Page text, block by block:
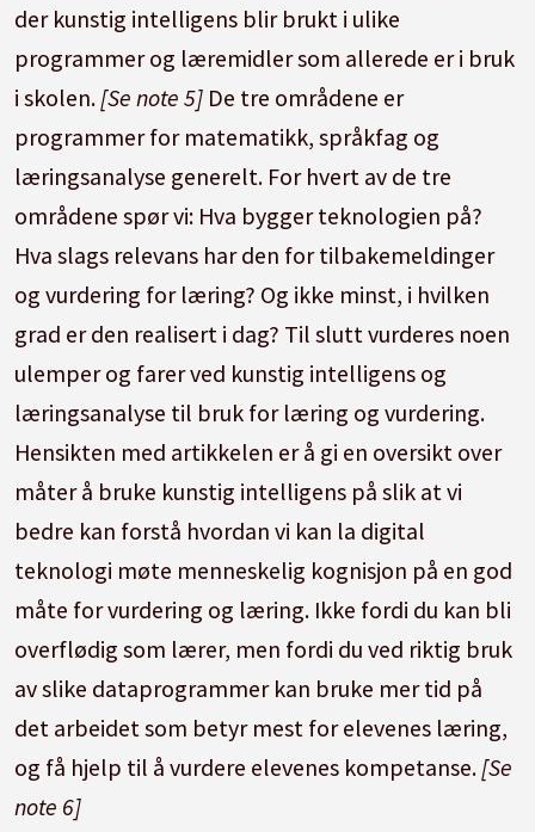
der kunstig intelligens blir brukt i ulike
programmer og læremidler som allerede er i bruk
i skolen. [Se note 5] De tre områdene er
programmer for matematikk, språkfag og
læringsanalyse generelt. For hvert av de tre
områdene spør vi: Hva bygger teknologien på?
Hva slags relevans har den for tilbakemeldinger
og vurdering for læring? Og ikke minst, i hvilken
grad er den realisert i dag? Til slutt vurderes noen
ulemper og farer ved kunstig intelligens og
læringsanalyse til bruk for læring og vurdering.
Hensikten med artikkelen er å gi en oversikt over
måter å bruke kunstig intelligens på slik at vi
bedre kan forstå hvordan vi kan la digital
teknologi møte menneskelig kognisjon på en god
måte for vurdering og læring. Ikke fordi du kan bli
overflødig som lærer, men fordi du ved riktig bruk
av slike dataprogrammer kan bruke mer tid på
det arbeidet som betyr mest for elevenes læring,
og få hjelp til å vurdere elevenes kompetanse. [Se
note 6]